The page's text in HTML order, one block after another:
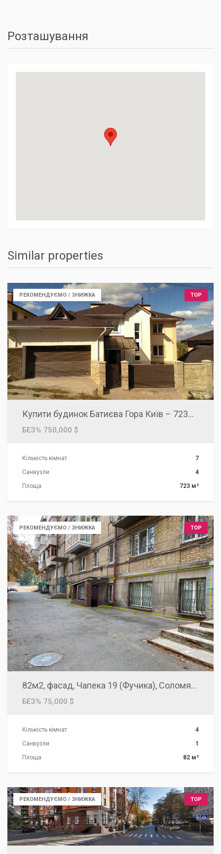
Розташування
Similar properties
РЕКОМЕНДУЄМО / ЗНИЖКА TOP
Купити будинок Батиєва Гора Київ – 723м2, басейн, Привітна
БЕЗ% 750,000 $
Кількість кімнат
7
Санвузли
4
Площа
723 м²
РЕКОМЕНДУЄМО / ЗНИЖКА TOP
82м2, фасад, Чапека 19 (Фучика), Соломянська площа, Чоколовка, Караваєві дачі, Київ
БЕЗ% 75,000 $
Кількість кімнат
4
Санвузли
1
Площа
82 м²
РЕКОМЕНДУЄМО / ЗНИЖКА TOP